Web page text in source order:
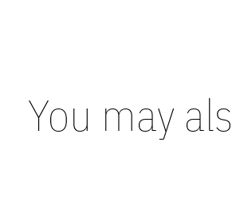
You may